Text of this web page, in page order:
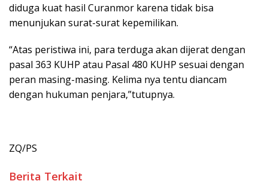
diduga kuat hasil Curanmor karena tidak bisa
menunjukan surat-surat kepemilikan.
“Atas peristiwa ini, para terduga akan dijerat dengan
pasal 363 KUHP atau Pasal 480 KUHP sesuai dengan
peran masing-masing. Kelima nya tentu diancam
dengan hukuman penjara,”tutupnya.
ZQ/PS
Berita Terkait